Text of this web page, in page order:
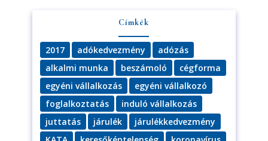
Címkék
2017 adókedvezmény
adózás
alkalmi munka
beszámoló
cégforma
egyéni vállalkozás
egyéni vállalkozó
foglalkoztatás
induló vállalkozás
juttatás
járulék
járulékkedvezmény